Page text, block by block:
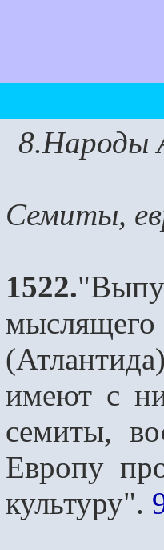
8.Народы
Семиты,
1522.
мыслящего
имеют с
семиты,
Европу
культуру".